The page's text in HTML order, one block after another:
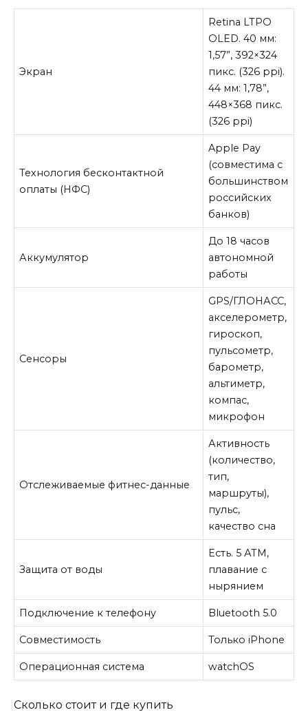
Экран
Retina LTPO
OLED. 40 мм:
1,57”, 392×324
пикс. (326 ppi).
44 мм: 1,78”,
448×368 пикс.
(326 ppi)
Технология бесконтактной
оплаты (НФС)
Apple Pay
(совместима с
большинством
российских
банков)
Аккумулятор
До 18 часов
автономной
работы
Сенсоры
GPS/ГЛОНАСС,
акселерометр,
гироскоп,
пульсометр,
барометр,
альтиметр,
компас,
микрофон
Отслеживаемые фитнес-данные
Активность
(количество,
тип,
маршруты),
пульс,
качество сна
Защита от воды
Есть. 5 АТМ,
плавание с
нырянием
Подключение к телефону Bluetooth 5.0
Совместимость Только iPhone
Операционная система watchOS
Сколько стоит и где купить